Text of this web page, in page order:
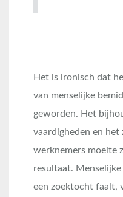
Het is ironisch dat
van menselijke
geworden. Het
vaardigheden en het
werknemers moeite
resultaat.
een zoektocht faalt,